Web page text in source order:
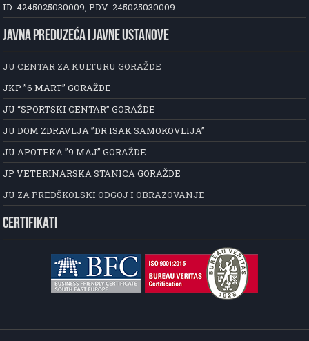
ID: 4245025030009, PDV: 245025030009
JAVNA PREDUZEĆA I JAVNE USTANOVE
JU CENTAR ZA KULTURU GORAŽDE
JKP ”6 MART” GORAŽDE
JU “SPORTSKI CENTAR” GORAŽDE
JU DOM ZDRAVLJA ”DR ISAK SAMOKOVLIJA”
JU APOTEKA ”9 MAJ” GORAŽDE
JP VETERINARSKA STANICA GORAŽDE
JU ZA PREDŠKOLSKI ODGOJ I OBRAZOVANJE
CERTIFIKATI